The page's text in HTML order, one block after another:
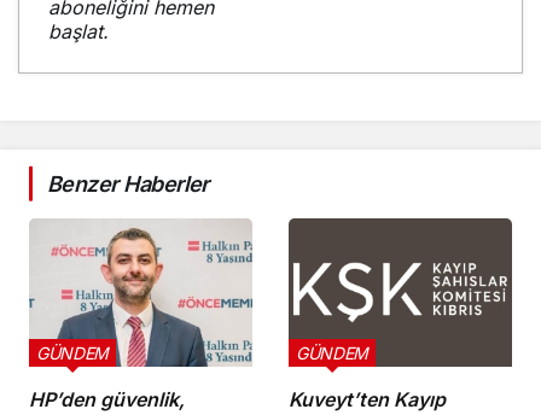
aboneliğini hemen
başlat.
Benzer Haberler
HP’den güvenlik,
GÜNDEM
Kuveyt’ten Kayıp
GÜNDEM